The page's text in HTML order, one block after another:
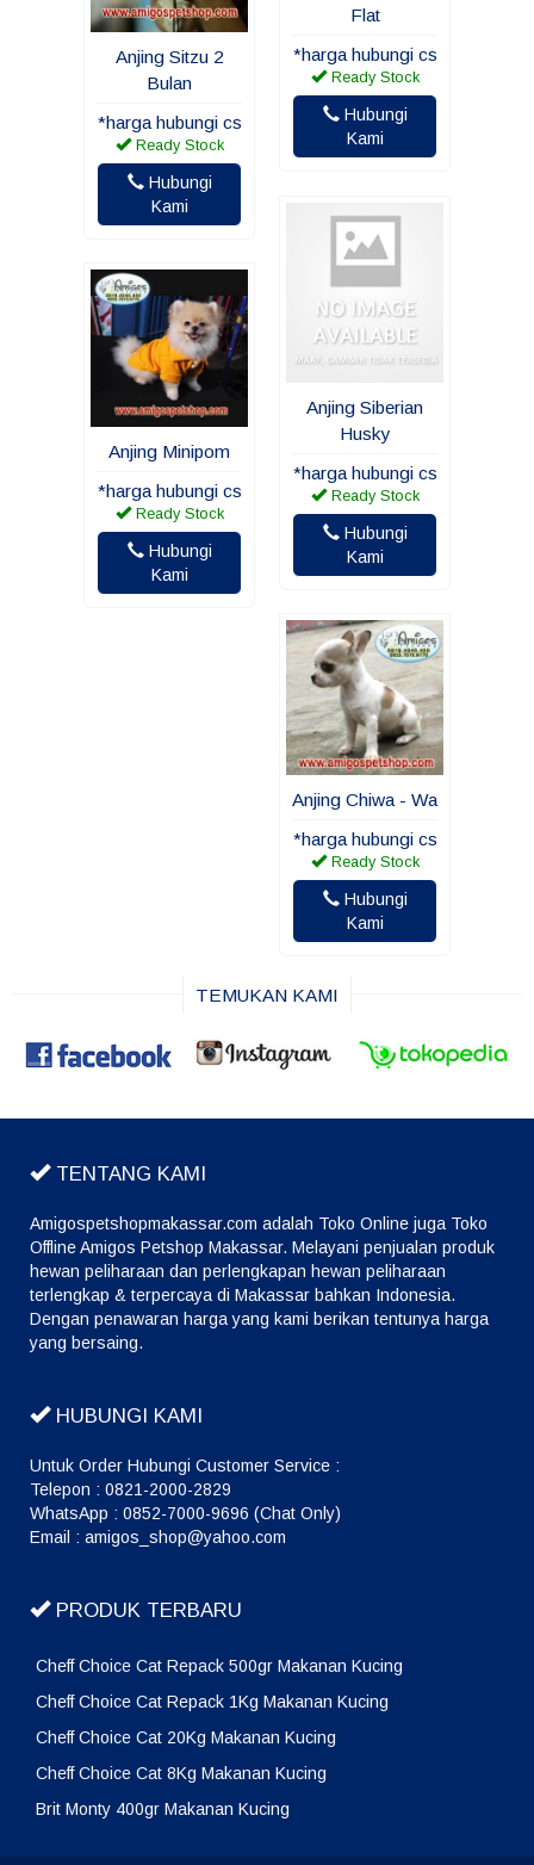
Anjing Sitzu 2
Bulan
*harga hubungi cs
Ready Stock
Hubungi
Kami
Flat
*harga hubungi cs
Ready Stock
Hubungi
Kami
Anjing Siberian
Husky
*harga hubungi cs
Ready Stock
Hubungi
Kami
Anjing Minipom
*harga hubungi cs
Ready Stock
Hubungi
Kami
Anjing Chiwa - Wa
*harga hubungi cs
Ready Stock
Hubungi
Kami
TEMUKAN KAMI
TENTANG KAMI
Amigospetshopmakassar.com adalah Toko Online juga Toko
Offline Amigos Petshop Makassar. Melayani penjualan produk
hewan peliharaan dan perlengkapan hewan peliharaan
terlengkap & terpercaya di Makassar bahkan Indonesia.
Dengan penawaran harga yang kami berikan tentunya harga
yang bersaing.
HUBUNGI KAMI
Untuk Order Hubungi Customer Service :
Telepon : 0821-2000-2829
WhatsApp : 0852-7000-9696 (Chat Only)
Email : amigos_shop@yahoo.com
PRODUK TERBARU
Cheff Choice Cat Repack 500gr Makanan Kucing
Cheff Choice Cat Repack 1Kg Makanan Kucing
Cheff Choice Cat 20Kg Makanan Kucing
Cheff Choice Cat 8Kg Makanan Kucing
Brit Monty 400gr Makanan Kucing